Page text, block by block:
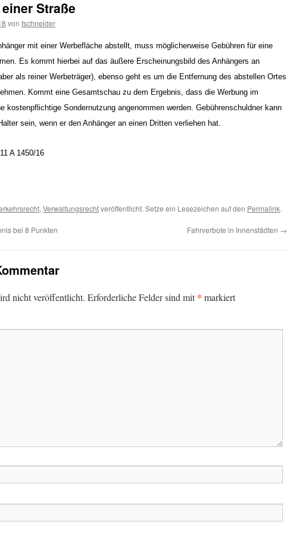
Straße
von fschneider
mit einer Werbefläche abstellt, muss möglicherweise Gebühren für eine
Es kommt hierbei auf das äußere Erscheinungsbild des Anhängers an
als reiner Werbeträger), ebenso geht es um die Entfernung des abstellen Ortes
Kommt eine Gesamtschau zu dem Ergebnis, dass die Werbung im
kostenpflichtige Sondernutzung angenommen werden. Gebührenschuldner kann
sein, wenn er den Anhänger an einen Dritten verliehen hat.
A 1450/16
, Verwaltungsrechtveröffentlicht. Setze ein Lesezeichen auf den Permalink.
bei 8 Punkten Fahrverbote in Innenstädten →
nicht veröffentlicht. Erforderliche Felder sind mit* markiert